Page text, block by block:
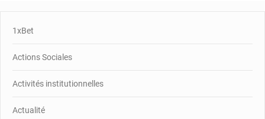
1xBet
Actions Sociales
Activités institutionnelles
Actualité